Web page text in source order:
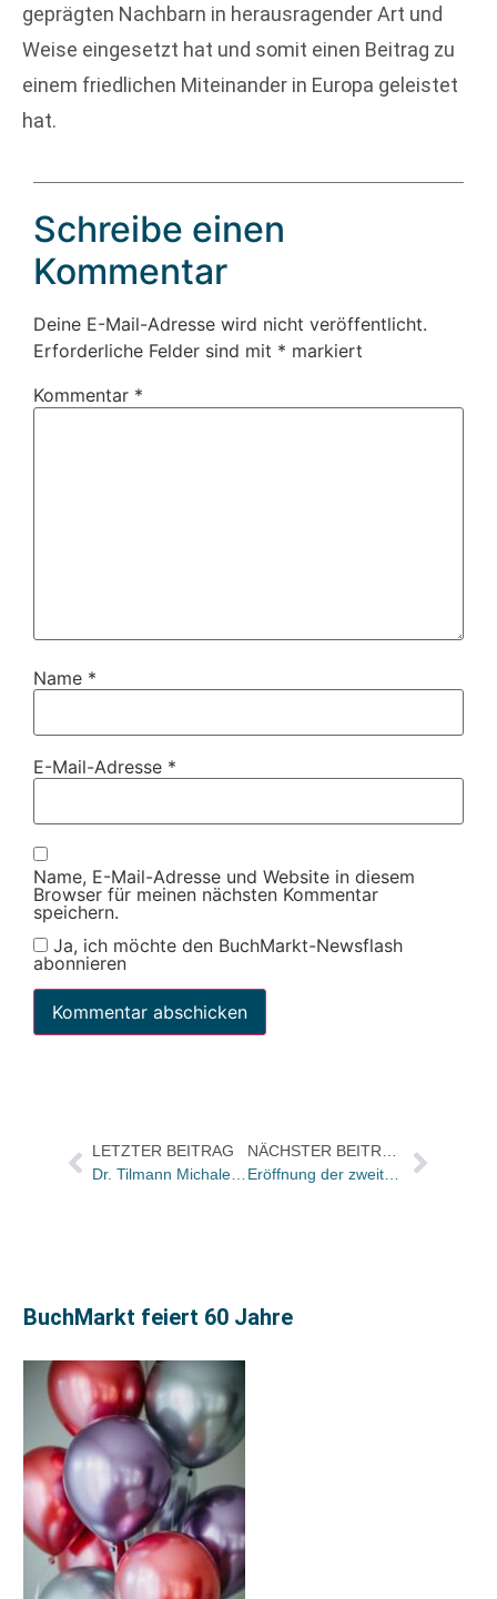
geprägten Nachbarn in herausragender Art und
Weise eingesetzt hat und somit einen Beitrag zu
einem friedlichen Miteinander in Europa geleistet
hat.
Schreibe einen
Kommentar
Deine E-Mail-Adresse wird nicht veröffentlicht.
Erforderliche Felder sind mit * markiert
Kommentar *
Name *
E-Mail-Adresse *
Name, E-Mail-Adresse und Website in diesem
Browser für meinen nächsten Kommentar
speichern.
Ja, ich möchte den BuchMarkt-Newsflash
abonnieren
LETZTER BEITRAG
Dr. Tilmann Michaletz verlässt den Cornelsen Verlag
BuchMarkt feiert 60 Jahre